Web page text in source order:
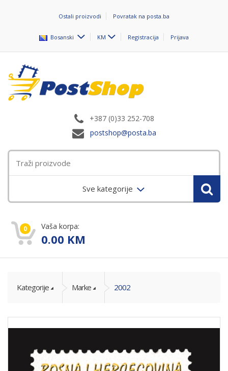
Ostali proizvodi Povratak na posta.ba
Bosanski KM Registracija Prijava
+387 (0)33 252-708
postshop@posta.ba
Sve kategorije
0 Vaša korpa:
0.00 KM
Kategorije Marke 2002